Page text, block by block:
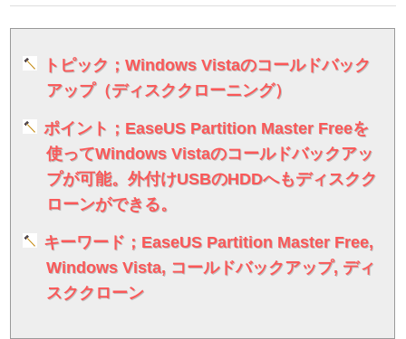
トピック；Windows Vistaのコールドバック
アップ（ディスククローニング）
ポイント；EaseUS Partition Master Freeを
使ってWindows Vistaのコールドバックアッ
プが可能。外付けUSBのHDDへもディスクク
ローンができる。
キーワード；EaseUS Partition Master Free,
Windows Vista, コールドバックアップ, ディ
スククローン